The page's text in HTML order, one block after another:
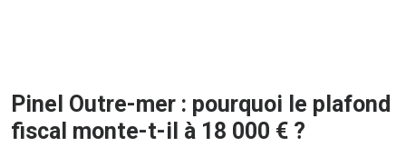
Pinel Outre-mer : pourquoi le plafond
fiscal monte-t-il à 18 000 € ?